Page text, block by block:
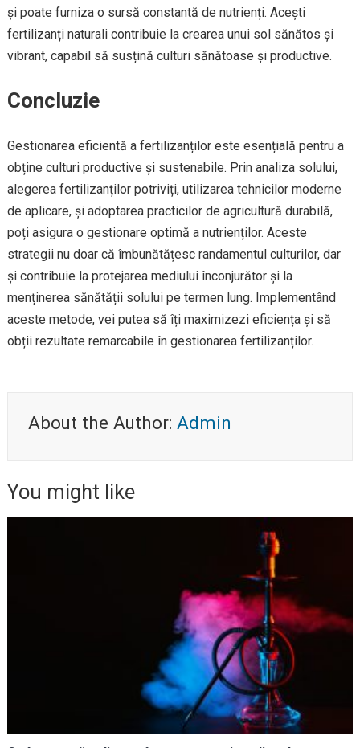
și poate furniza o sursă constantă de nutrienți. Acești
fertilizanți naturali contribuie la crearea unui sol sănătos și
vibrant, capabil să susțină culturi sănătoase și productive.
Concluzie
Gestionarea eficientă a fertilizanților este esențială pentru a
obține culturi productive și sustenabile. Prin analiza solului,
alegerea fertilizanților potriviți, utilizarea tehnicilor moderne
de aplicare, și adoptarea practicilor de agricultură durabilă,
poți asigura o gestionare optimă a nutrienților. Aceste
strategii nu doar că îmbunătățesc randamentul culturilor, dar
și contribuie la protejarea mediului înconjurător și la
menținerea sănătății solului pe termen lung. Implementând
aceste metode, vei putea să îți maximizezi eficiența și să
obții rezultate remarcabile în gestionarea fertilizanților.
About the Author: Admin
You might like